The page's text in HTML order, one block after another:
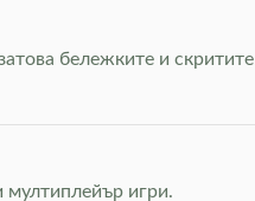
бележките и скритите
мултиплейър игри.